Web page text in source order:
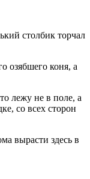
столбик торчал
озябшего коня, а
лежу не в поле, а
со всех сторон
вырасти здесь в